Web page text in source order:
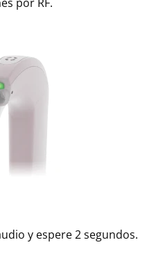
y espere 2 segundos.